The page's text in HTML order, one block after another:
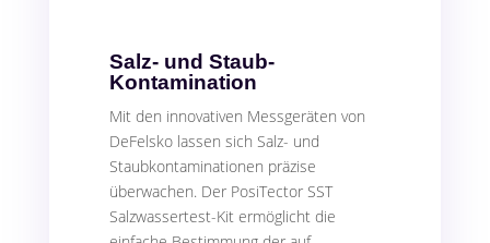
Über DeFelsko
Über das Unternehmen DeFelsko
Salz- und Staub-
Kontamination
Mit den innovativen Messgeräten von
DeFelsko lassen sich Salz- und
Staubkontaminationen präzise
überwachen. Der PosiTector SST
Salzwassertest-Kit ermöglicht die